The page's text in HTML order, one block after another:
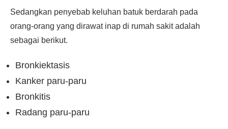
Sedangkan penyebab keluhan batuk berdarah pada
orang-orang yang dirawat inap di rumah sakit adalah
sebagai berikut.
Bronkiektasis
Kanker paru-paru
Bronkitis
Radang paru-paru